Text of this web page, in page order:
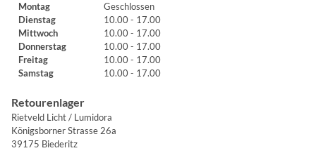
Montag
Geschlossen
Dienstag
10.00 - 17.00
Mittwoch
10.00 - 17.00
Donnerstag
10.00 - 17.00
Freitag
10.00 - 17.00
Samstag
10.00 - 17.00
Retourenlager
Rietveld Licht / Lumidora
Königsborner Strasse 26a
39175 Biederitz